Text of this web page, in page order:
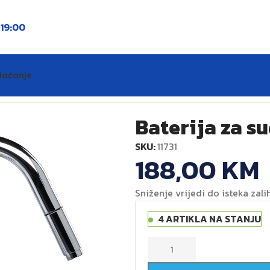
19:00
Baterija za
SKU:11731
188,00KM
Sniženje vrijedi do isteka
4 ARTIKLA NA STANJU